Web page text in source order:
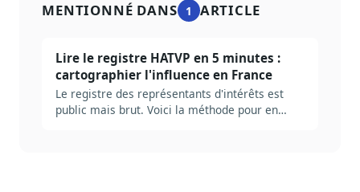
MENTIONNÉ DANS 1 ARTICLE
Lire le registre HATVP en 5 minutes :
cartographier l'influence en France
Le registre des représentants d'intérêts est
public mais brut. Voici la méthode pour en